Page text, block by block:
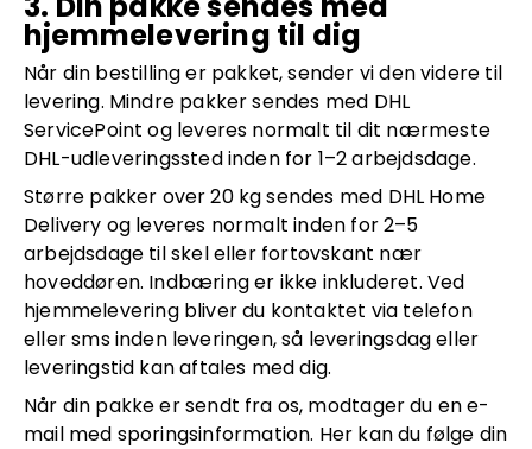
hjemmelevering til dig
Når din bestilling er pakket, sender vi den videre til
levering. Mindre pakker sendes med DHL
ServicePoint og leveres normalt til dit nærmeste
DHL-udleveringssted inden for 1–2 arbejdsdage.
Større pakker over 20 kg sendes med DHL Home
Delivery og leveres normalt inden for 2–5
arbejdsdage til skel eller fortovskant nær
hoveddøren. Indbæring er ikke inkluderet. Ved
hjemmelevering bliver du kontaktet via telefon
eller sms inden leveringen, så leveringsdag eller
leveringstid kan aftales med dig.
Når din pakke er sendt fra os, modtager du en e-
mail med sporingsinformation. Her kan du følge din